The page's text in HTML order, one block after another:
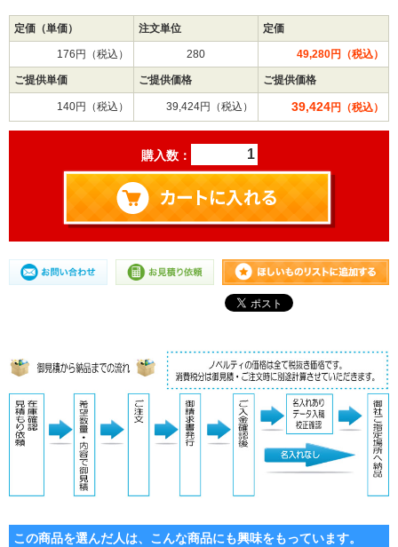
定価（単価） 注文単位 定価
176円（税込） 280 49,280円（税込）
ご提供単価 ご提供価格 ご提供価格
140円（税込） 39,424円（税込） 39,424円（税込）
購入数：
この商品を選んだ人は、こんな商品にも興味をもっています。